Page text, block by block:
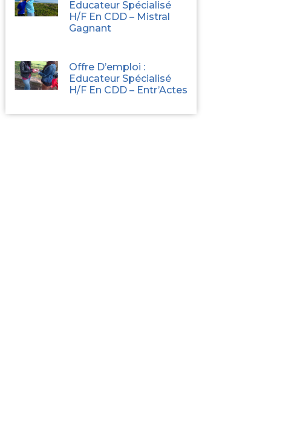
Educateur Spécialisé
H/F En CDD – Mistral
Gagnant
Offre D’emploi :
Educateur Spécialisé
H/F En CDD – Entr’Actes